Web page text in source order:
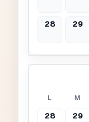
28 29
L M
28 29